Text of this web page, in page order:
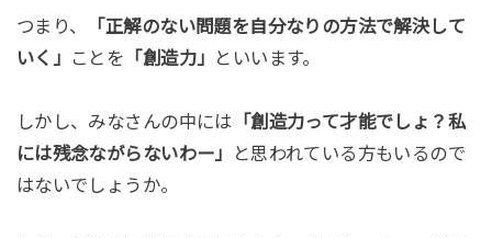
つまり、
「正解のない問題を自分なりの方法で解決して
いく」
ことを 「創造力」 といいます。
しかし、みなさんの中には 「創造力って才能でしょ？私
には残念ながらないわー」
と思われている方もいるので
はないでしょうか。